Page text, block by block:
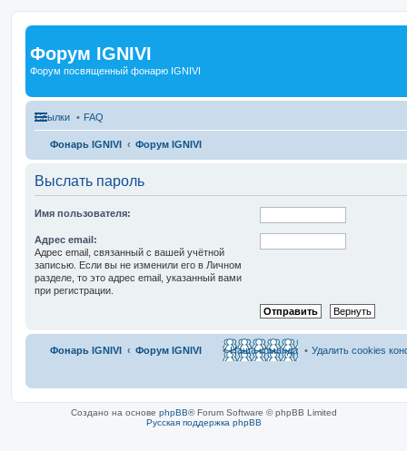
Форум IGNIVI
Форум посвященный фонарю IGNIVI
Ссылки FAQ
Фонарь IGNIVI Форум IGNIVI
Выслать пароль
Имя пользователя:
Адрес email:
Адрес email, связанный с вашей учётной
записью. Если вы не изменили его в Личном
разделе, то это адрес email, указанный вами
при регистрации.
Фонарь IGNIVI Форум IGNIVI Удалить cookies
Наша команда
Создано на основе phpBB® Forum Software © phpBB Limited
Русская поддержка phpBB